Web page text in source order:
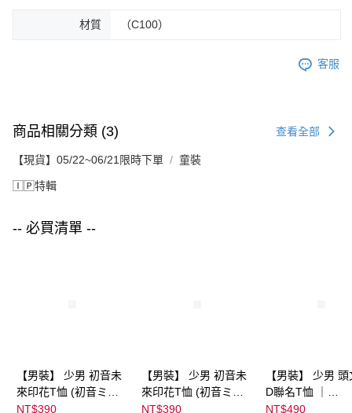
材質 （C100）
客服
商品相關分類 (3) 查看全部
【現貨】05/22~06/21限時下單 童裝
🄸🄿特輯
-- 必買清單 --
【男裝】 少男 初音未
來印花T恤 (初音ミク)
｜
NT$390
【男裝】 少男 初音未
來印花T恤 (初音ミク)
｜
NT$390
【男裝】 少男
D聯名T恤 ｜
NT$490